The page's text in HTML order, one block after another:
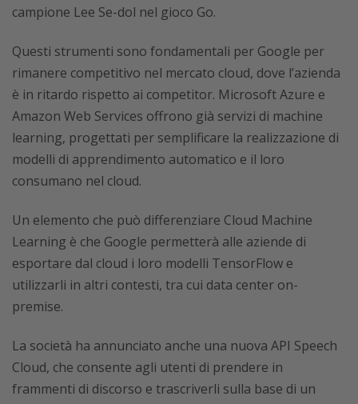
campione Lee Se-dol nel gioco Go.
Questi strumenti sono fondamentali per Google per
rimanere competitivo nel mercato cloud, dove l’azienda
è in ritardo rispetto ai competitor. Microsoft Azure e
Amazon Web Services offrono già servizi di machine
learning, progettati per semplificare la realizzazione di
modelli di apprendimento automatico e il loro
consumano nel cloud.
Un elemento che può differenziare Cloud Machine
Learning è che Google permetterà alle aziende di
esportare dal cloud i loro modelli TensorFlow e
utilizzarli in altri contesti, tra cui data center on-
premise.
La società ha annunciato anche una nuova API Speech
Cloud, che consente agli utenti di prendere in
frammenti di discorso e trascriverli sulla base di un